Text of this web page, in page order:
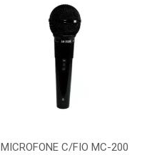
MICROFONE C/FIO MC-200